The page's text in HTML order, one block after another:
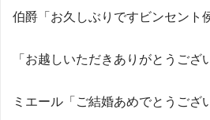
伯爵「お久しぶりですビンセント
「お越しいただきありがとうござ
ミエール「ご結婚あめでとうござ